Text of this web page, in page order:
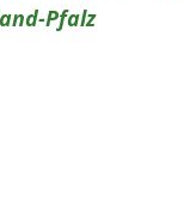
Pfalz